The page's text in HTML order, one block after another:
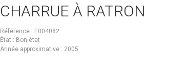
CHARRUE À RATRON
Référence
E004082
État
Bon état
Année approximative
2005